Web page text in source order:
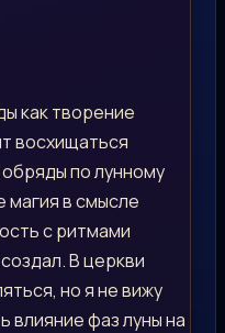
как творение
восхищаться
по лунному
магия в смысле
с ритмами
В церкви
но я не вижу
влияние фаз луны на